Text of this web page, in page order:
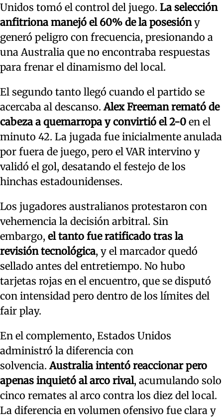
Unidos tomó el control del juego. La selección
anfitriona manejó el 60% de la posesióny
generó peligro con frecuencia, presionando a
una Australia que no encontraba respuestas
para frenar el dinamismo del local.
El segundo tanto llegó cuando el partido se
acercaba al descanso.Alex Freeman remató de
cabeza a quemarropa y convirtió el 2-0 en el
minuto 42. La jugada fue inicialmente anulada
por fuera de juego, pero el VAR intervino y
validó el gol, desatando el festejo de los
hinchas estadounidenses.
Los jugadores australianos protestaron con
vehemencia la decisión arbitral. Sin
embargo, el tanto fue ratificado tras la
revisión tecnológica, y el marcador quedó
sellado antes del entretiempo. No hubo
tarjetas rojas en el encuentro, que se disputó
con intensidad pero dentro de los límites del
fair play.
En el complemento, Estados Unidos
administró la diferencia con
solvencia.Australia intentó reaccionar pero
apenas inquietó al arco rival, acumulando solo
cinco remates al arco contra los diez del local.
La diferencia en volumen ofensivo fue clara y